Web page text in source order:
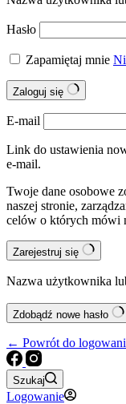
Hasło
Zapamiętaj mnie
Zaloguj się
E-mail
Link do ustawienia
e-mail.
Twoje dane osobowe
naszej stronie,
celów o których mówi
Zarejestruj się
Nazwa użytkownika
Zdobądź nowe hasło
← Powrót do
Szukaj
Logowanie